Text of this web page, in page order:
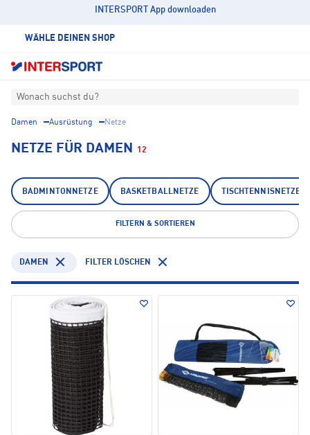
INTERSPORT App downloaden
WÄHLE DEINEN SHOP
Wonach suchst du?
Damen Ausrüstung Netze
NETZE FÜR DAMEN 12
BADMINTONNETZE BASKETBALLNETZE TISCHTENNISNETZE
FILTERN & SORTIEREN
DAMEN FILTER LÖSCHEN